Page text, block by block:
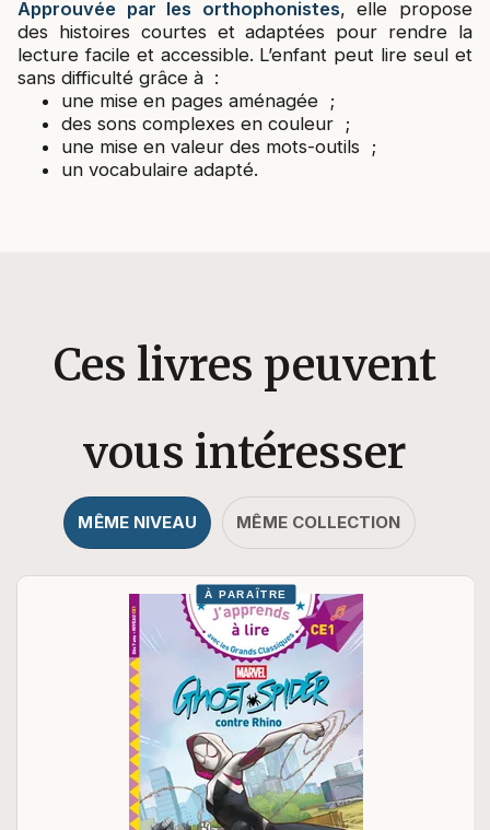
Approuvée par les orthophonistes, elle propose
des histoires courtes et adaptées pour rendre la
lecture facile et accessible. L’enfant peut lire seul et
sans difficulté grâce à :
une mise en pages aménagée ;
des sons complexes en couleur ;
une mise en valeur des mots-outils ;
un vocabulaire adapté.
Ces livres peuvent
vous intéresser
MÊME NIVEAU MÊME COLLECTION
À PARAÎTRE